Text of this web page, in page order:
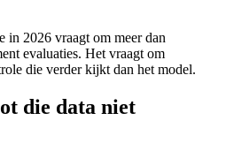
in 2026 vraagt om meer dan
evaluaties. Het vraagt om
die verder kijkt dan het model.
die data niet